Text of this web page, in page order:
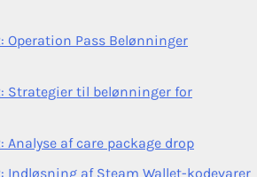
Operation Pass Belønninger
Strategier til belønninger for
af care package drop
Indløsning af Steam Wallet-kodevarer